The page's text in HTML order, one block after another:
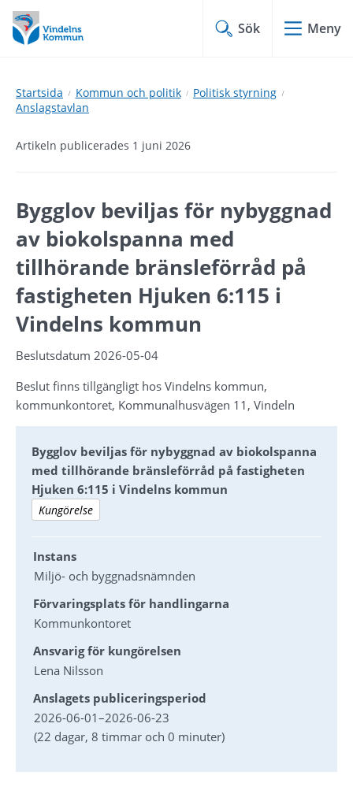
Hoppa
till
innehåll
Hoppa
till
undermeny
Sök Meny
Startsida Kommun och politik
Politisk styrning
Anslagstavlan
Artikeln publicerades 1 juni 2026
Bygglov beviljas för nybyggnad
av biokolspanna med
tillhörande bränsleförråd på
fastigheten Hjuken 6:115 i
Vindelns kommun
Beslutsdatum 2026-05-04
Beslut finns tillgängligt hos Vindelns kommun,
kommunkontoret, Kommunalhusvägen 11, Vindeln
Bygglov beviljas för nybyggnad av biokolspanna
med tillhörande bränsleförråd på fastigheten
Hjuken 6:115 i Vindelns kommun
Kungörelse
Instans
Miljö- och byggnadsnämnden
Förvaringsplats för handlingarna
Kommunkontoret
Ansvarig för kungörelsen
Lena Nilsson
Anslagets publiceringsperiod
2026-06-01–2026-06-23
(22 dagar, 8 timmar och 0 minuter)